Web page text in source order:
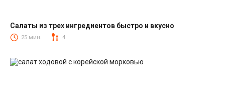
Салаты
Салаты из трех ингредиентов быстро и вкусно
25 мин. 4